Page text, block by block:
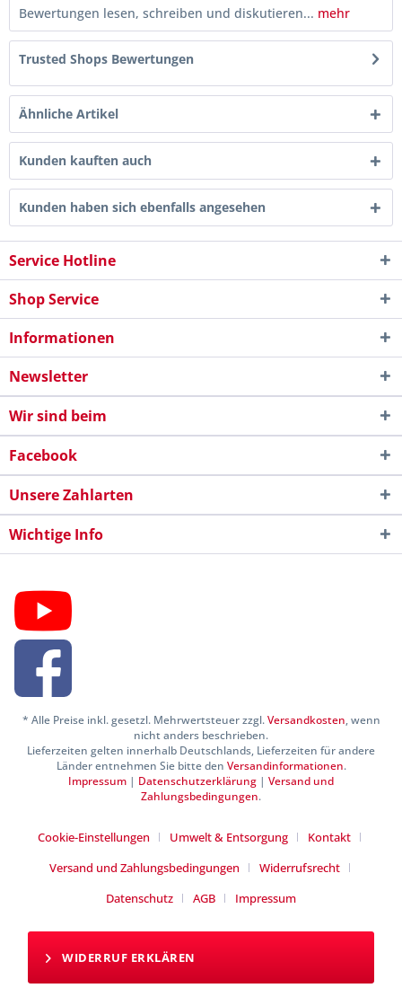
Bewertungen lesen, schreiben und diskutieren... mehr
Trusted Shops Bewertungen
Ähnliche Artikel
Kunden kauften auch
Kunden haben sich ebenfalls angesehen
Service Hotline
Shop Service
Informationen
Newsletter
Wir sind beim
Facebook
Unsere Zahlarten
Wichtige Info
* Alle Preise inkl. gesetzl. Mehrwertsteuer zzgl.Versandkosten, wenn
nicht anders beschrieben.
Lieferzeiten gelten innerhalb Deutschlands, Lieferzeiten für andere
Länder entnehmen Sie bitte den Versandinformationen.
Impressum | Datenschutzerklärung | Versand und
Zahlungsbedingungen.
Cookie-Einstellungen Umwelt & Entsorgung
Kontakt
Versand und Zahlungsbedingungen
Widerrufsrecht
Datenschutz
AGB Impressum
WIDERRUF ERKLÄREN